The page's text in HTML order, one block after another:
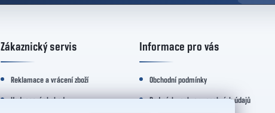
Zákaznický servis
Reklamace a vrácení zboží
Hodnocení obchodu
Informace pro vás
Obchodní podmínky
Podmínky ochrany osobních údajů